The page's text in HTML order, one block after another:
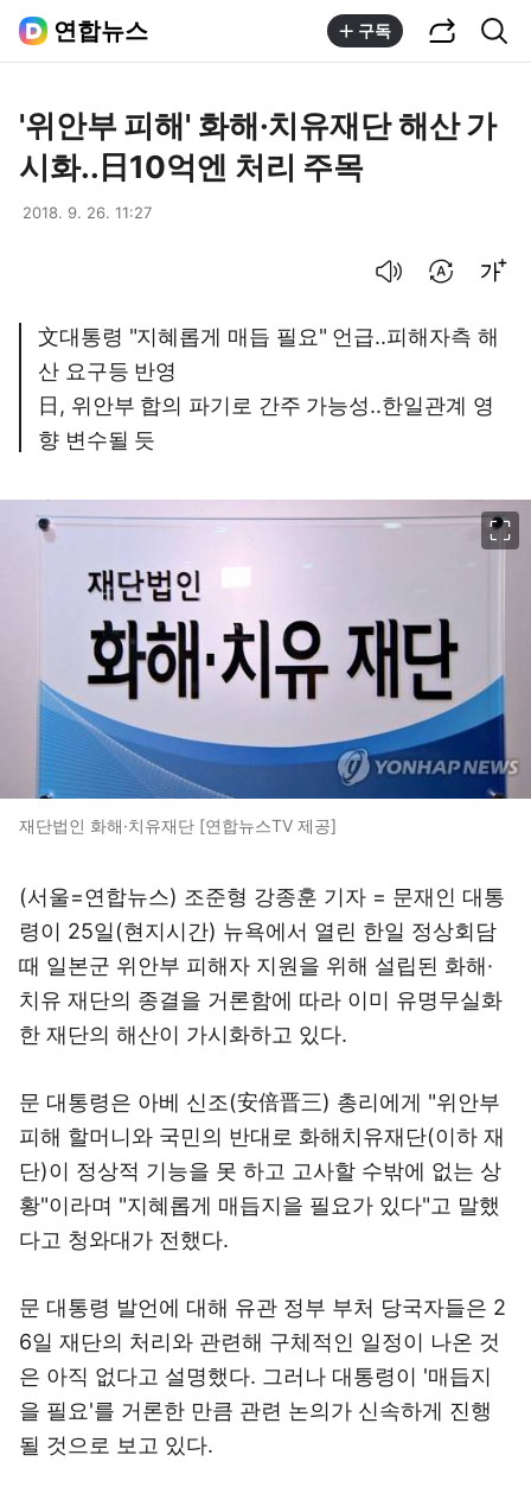
연합뉴스 구독
'위안부 피해' 화해·치유재단 해산 가
시화..日10억엔 처리 주목
2018. 9. 26. 11:27
文대통령 "지혜롭게 매듭 필요" 언급..피해자측 해
산 요구등 반영
日, 위안부 합의 파기로 간주 가능성..한일관계 영
향 변수될 듯
재단법인 화해·치유재단 [연합뉴스TV 제공]
(서울=연합뉴스) 조준형 강종훈 기자 = 문재인 대통
령이 25일(현지시간) 뉴욕에서 열린 한일 정상회담
때 일본군 위안부 피해자 지원을 위해 설립된 화해·
치유 재단의 종결을 거론함에 따라 이미 유명무실화
한 재단의 해산이 가시화하고 있다.
문 대통령은 아베 신조(安倍晋三) 총리에게 "위안부
피해 할머니와 국민의 반대로 화해치유재단(이하 재
단)이 정상적 기능을 못 하고 고사할 수밖에 없는 상
황"이라며 "지혜롭게 매듭지을 필요가 있다"고 말했
다고 청와대가 전했다.
문 대통령 발언에 대해 유관 정부 부처 당국자들은 2
6일 재단의 처리와 관련해 구체적인 일정이 나온 것
은 아직 없다고 설명했다. 그러나 대통령이 '매듭지
을 필요'를 거론한 만큼 관련 논의가 신속하게 진행
될 것으로 보고 있다.